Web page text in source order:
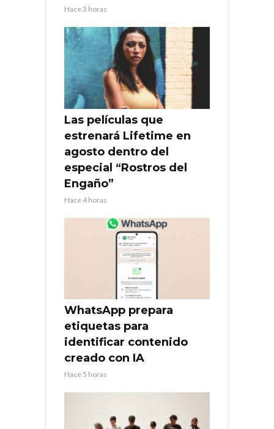
Hace 3 horas
Las películas que
estrenará Lifetime en
agosto dentro del
especial “Rostros del
Engaño”
Hace 4 horas
WhatsApp prepara
etiquetas para
identificar contenido
creado con IA
Hace 5 horas